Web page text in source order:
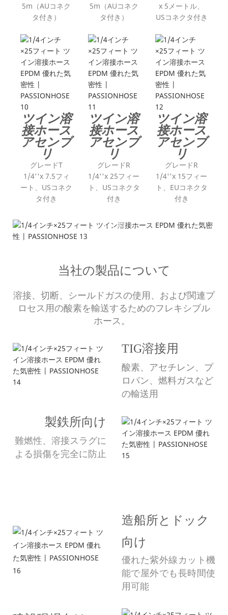
5m（AUコネク
タ付き）
5m（AUコネク
タ付き）
x 5メートル、
USコネクタ付き
ツイン溶
接ホース
アセンブ
リ
グレードT
1/4''x 7.5フィ
ート、USコネク
タ付き
ツイン溶
接ホース
アセンブ
リ
グレードR
1/4''x 25フィー
ト、USコネクタ
付き
ツイン溶
接ホース
アセンブ
リ
グレードR
1/4''x 15フィー
ト、EUコネクタ
付き
応用
当社の製品について
溶接、切断、シールドガスの使用、および関連プ
ロセス用の酸素を輸送するためのフレキシブル
ホース。
TIG溶接用
酸素、アセチレン、プ
ロパン、燃料ガスなど
の輸送用
製鉄所向け
難燃性、溶接スラグに
よる損傷を完全に防止
造船所とドック
向け
優れた紫外線カット機
能で屋外でも長時間使
用可能